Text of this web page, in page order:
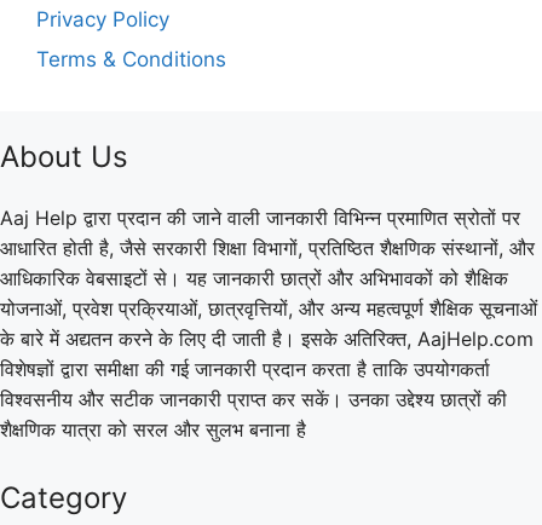
Privacy Policy
Terms & Conditions
About Us
Aaj Help द्वारा प्रदान की जाने वाली जानकारी विभिन्न प्रमाणित स्रोतों पर
आधारित होती है, जैसे सरकारी शिक्षा विभागों, प्रतिष्ठित शैक्षणिक संस्थानों, और
आधिकारिक वेबसाइटों से। यह जानकारी छात्रों और अभिभावकों को शैक्षिक
योजनाओं, प्रवेश प्रक्रियाओं, छात्रवृत्तियों, और अन्य महत्वपूर्ण शैक्षिक सूचनाओं
के बारे में अद्यतन करने के लिए दी जाती है। इसके अतिरिक्त, AajHelp.com
विशेषज्ञों द्वारा समीक्षा की गई जानकारी प्रदान करता है ताकि उपयोगकर्ता
विश्वसनीय और सटीक जानकारी प्राप्त कर सकें। उनका उद्देश्य छात्रों की
शैक्षणिक यात्रा को सरल और सुलभ बनाना है
Category